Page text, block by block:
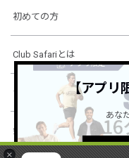
×
初めての方
Club Safariとは
ショッピングガイド
会社概要・規約
【アプリ
あな
詳